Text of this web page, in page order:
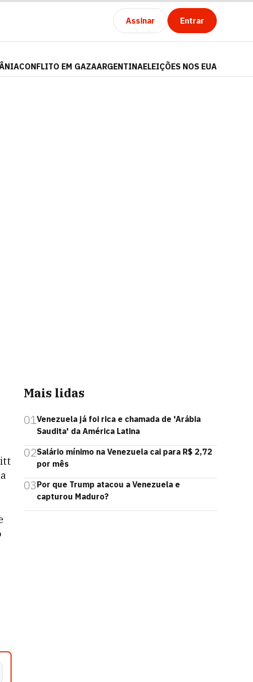
Assinar Entrar
CONFLITO EM GAZAARGENTINAELEIÇÕES NOS EUA
Mais lidas
01Venezuela já foi rica e chamada de 'Arábia
Saudita' da América Latina
02Salário mínimo na Venezuela cai para R$ 2,72
por mês
03Por que Trump atacou a Venezuela e
capturou Maduro?